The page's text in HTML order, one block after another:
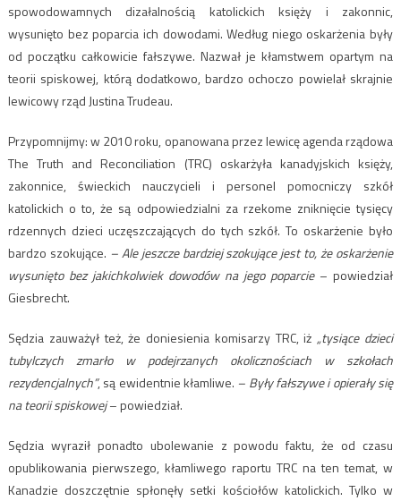
spowodowamnych dizałalnością katolickich księży i ​​zakonnic,
wysunięto bez poparcia ich dowodami. Według niego oskarżenia były
od początku całkowicie fałszywe. Nazwał je kłamstwem opartym na
teorii spiskowej, którą dodatkowo, bardzo ochoczo powielał skrajnie
lewicowy rząd Justina Trudeau.
Przypomnijmy: w 2010 roku, opanowana przez lewicę agenda rządowa
The Truth and Reconciliation (TRC) oskarżyła kanadyjskich księży,
zakonnice, świeckich nauczycieli i personel pomocniczy szkół
katolickich o to, że są odpowiedzialni za rzekome zniknięcie tysięcy
rdzennych dzieci uczęszczających do tych szkół. To oskarżenie było
bardzo szokujące. –Ale jeszcze bardziej szokujące jest to, że oskarżenie
wysunięto bez jakichkolwiek dowodów na jego poparcie– powiedział
Giesbrecht.
Sędzia zauważył też, że doniesienia komisarzy TRC, iż „tysiące dzieci
tubylczych zmarło w podejrzanych okolicznościach w szkołach
rezydencjalnych”, są ewidentnie kłamliwe. – Były fałszywe i opierały się
na teorii spiskowej– powiedział.
Sędzia wyraził ponadto ubolewanie z powodu faktu, że od czasu
opublikowania pierwszego, kłamliwego raportu TRC na ten temat, w
Kanadzie doszczętnie spłonęły setki kościołów katolickich. Tylko w